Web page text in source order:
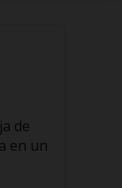
de
en un